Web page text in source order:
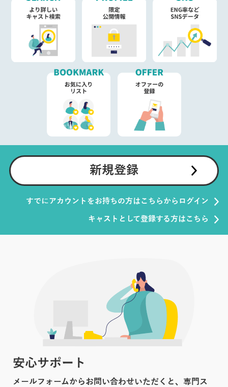
新規登録
すでにアカウントをお持ちの方はこちらからログイン
キャストとして登録する方はこちら
安心サポート
メールフォームからお問い合わせいただくと、専門ス